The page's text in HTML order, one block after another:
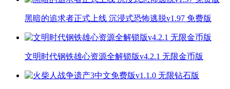
黑暗的追求者正式上线 沉浸式恐怖逃脱v1.97 免费版
文明时代钢铁雄心资源全解锁版v4.2.1 无限金币版